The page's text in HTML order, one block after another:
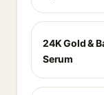
24K Gold &
Serum